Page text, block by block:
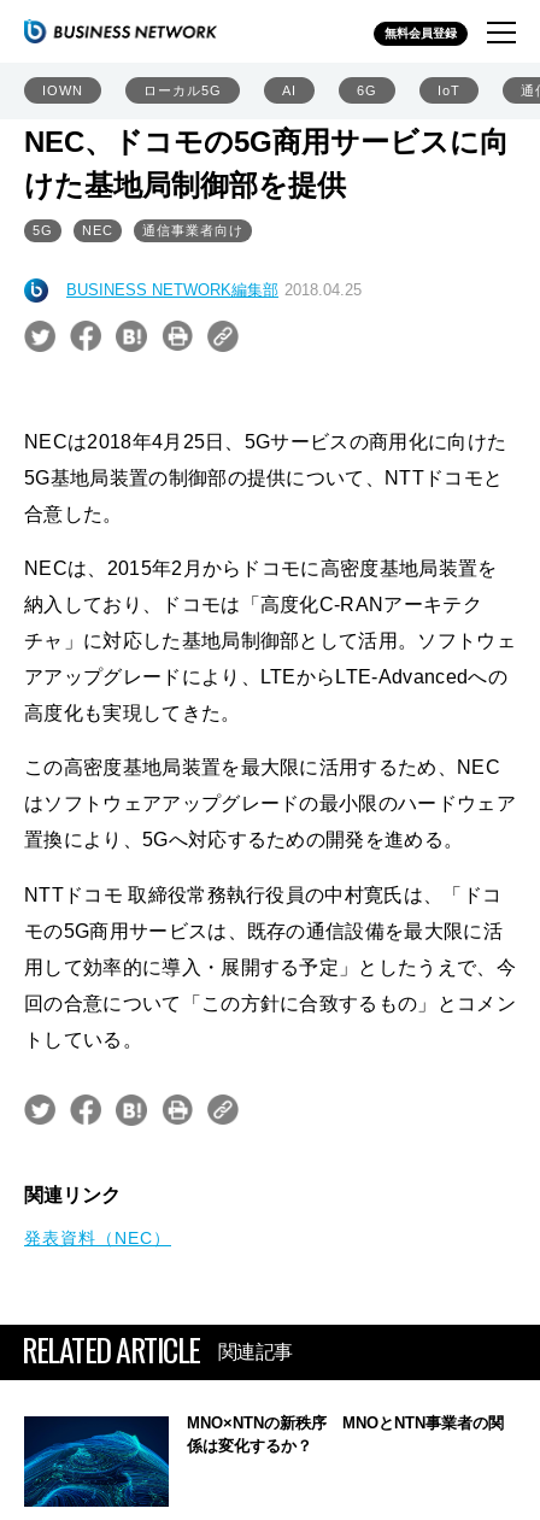
無料会員登録
IOWN ローカル5G AI 6G IoT 通
NEC、ドコモの5G商用サービスに向
けた基地局制御部を提供
5G NEC 通信事業者向け
BUSINESS NETWORK編集部 2018.04.25
NECは2018年4月25日、5Gサービスの商用化に向けた
5G基地局装置の制御部の提供について、NTTドコモと
合意した。
NECは、2015年2月からドコモに高密度基地局装置を
納入しており、ドコモは「高度化C-RANアーキテク
チャ」に対応した基地局制御部として活用。ソフトウェ
アアップグレードにより、LTEからLTE-Advancedへの
高度化も実現してきた。
この高密度基地局装置を最大限に活用するため、NEC
はソフトウェアアップグレードの最小限のハードウェア
置換により、5Gへ対応するための開発を進める。
NTTドコモ 取締役常務執行役員の中村寛氏は、「ドコ
モの5G商用サービスは、既存の通信設備を最大限に活
用して効率的に導入・展開する予定」としたうえで、今
回の合意について「この方針に合致するもの」とコメン
トしている。
関連リンク
発表資料（NEC）
RELATED ARTICLE 関連記事
MNO×NTNの新秩序 MNOとNTN事業者の関
係は変化するか？